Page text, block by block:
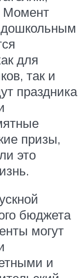
Момент
для
так и
праздника
призы,
это
бюджета
могут
и